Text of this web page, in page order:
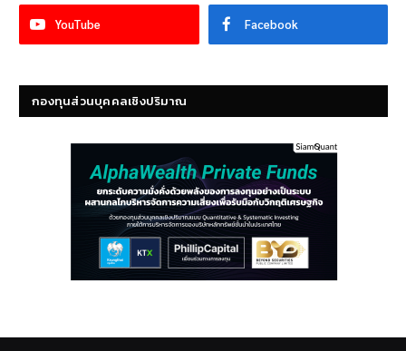
YouTube Facebook
กองทุนส่วนบุคคลเชิงปริมาณ